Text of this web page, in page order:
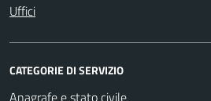
Uffici
CATEGORIE DI SERVIZIO
Anagrafe e stato civile